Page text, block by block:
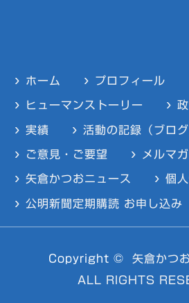
ホーム プロフィール
ヒューマンストーリー
実績 活動の記録（ブログ
ご意見・ご要望 メルマガ
矢倉かつおニュース 個
公明新聞定期購読 お申し込み
Copyright © 矢倉かつ
ALL RIGHTS